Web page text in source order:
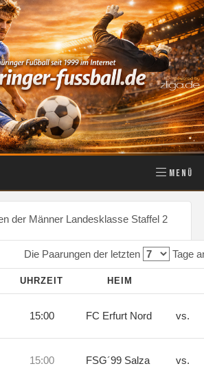
MENÜ
der Männer Landesklasse Staffel 2
Die Paarungen der letzten Tage
UHRZEIT HEIM
15:00 FC Erfurt Nord vs.
15:00 FSG´99 Salza vs.